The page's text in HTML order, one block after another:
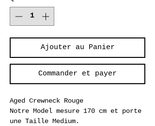
Ajouter au Panier
Commander et payer
Aged Crewneck Rouge
Notre Model mesure 170 cm et porte
une Taille Medium.